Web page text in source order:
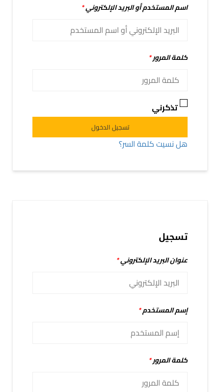
اسم المستخدم أو البريد الإلكتروني*
كلمة المرور*
تذكرني
تسجيل الدخول
هل نسيت كلمة السر؟
تسجيل
عنوان البريد الإلكتروني*
إسم المستخدم*
كلمة المرور*